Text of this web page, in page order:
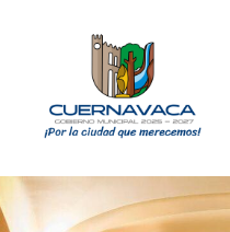
Gobierno
Turismo